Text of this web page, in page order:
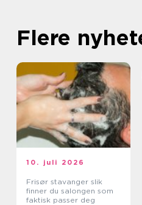
Flere
10. juli 2026
Frisør stavanger slik
finner du salongen som
faktisk passer deg